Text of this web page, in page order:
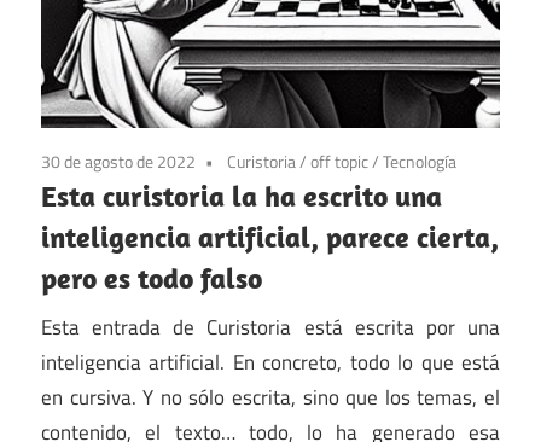
30 de agosto de 2022 Curistoria/off topic/Tecnología
Esta curistoria la ha escrito una
inteligencia artificial, parece cierta,
pero es todo falso
Esta entrada de Curistoria está escrita por una
inteligencia artificial. En concreto, todo lo que está
en cursiva. Y no sólo escrita, sino que los temas, el
contenido, el texto… todo, lo ha generado esa